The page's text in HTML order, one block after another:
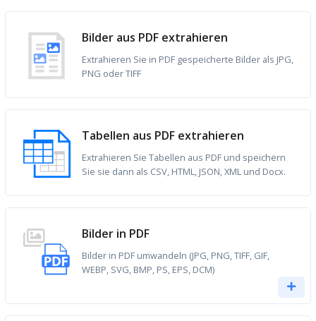
Bilder aus PDF extrahieren
Extrahieren Sie in PDF gespeicherte Bilder als JPG,
PNG oder TIFF
Tabellen aus PDF extrahieren
Extrahieren Sie Tabellen aus PDF und speichern
Sie sie dann als CSV, HTML, JSON, XML und Docx.
Bilder in PDF
Bilder in PDF umwandeln (JPG, PNG, TIFF, GIF,
WEBP, SVG, BMP, PS, EPS, DCM)